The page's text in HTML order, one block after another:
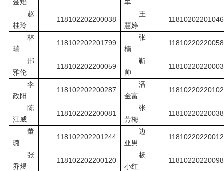
金焰
军
赵
桂玲
118102202200038
王
慧婷
11810202201046
林
瑞
118102202201799
张
楠
邢
雅伦
118102202200059
靳
帅
李
政阳
118102202200287
潘
金富
陈
江威
118102202200081
张
芳梅
董
璐
118102202201244
边
亚男
张
乔煜
118102202200120
杨
小红